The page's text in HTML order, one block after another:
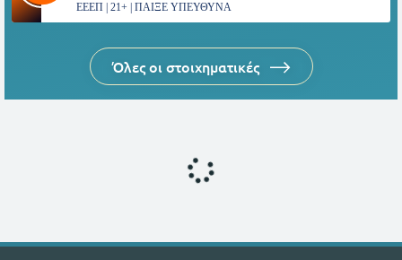
ΕΕΕΠ | 21+ | ΠΑΙΞΕ ΥΠΕΥΘΥΝΑ
Όλες οι στοιχηματικές